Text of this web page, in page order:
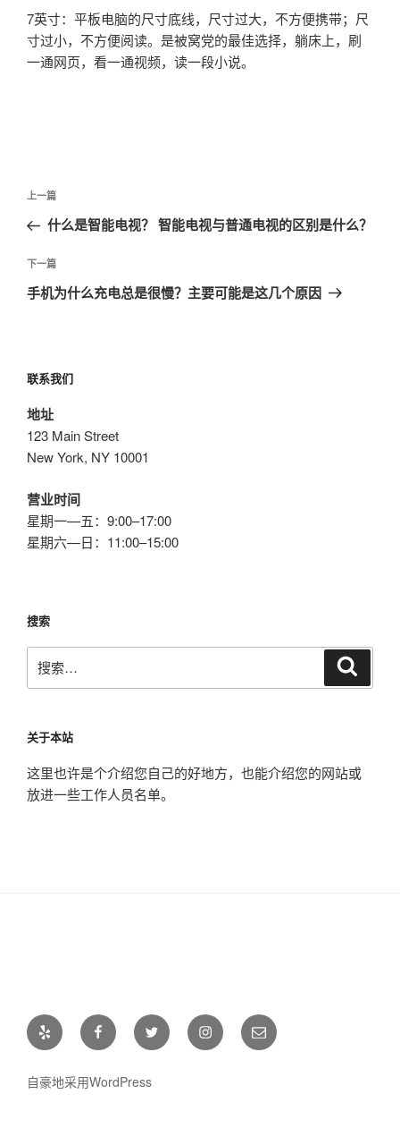
7英寸：平板电脑的尺寸底线，尺寸过大，不方便携带；尺
寸过小，不方便阅读。是被窝党的最佳选择，躺床上，刷
一通网页，看一通视频，读一段小说。
文
导
航
上
一
文
章
上一篇
什么是智能电视？ 智能电视与普通电视的区别是什么？
下
一
下一篇
手机为什么充电总是很慢？主要可能是这几个原因
联系我们
地址
123 Main Street
New York, NY 10001
营业时间
星期一—五：9:00–17:00
星期六—日：11:00–15:00
搜索
索：
关于本站
这里也许是个介绍您自己的好地方，也能介绍您的网站或
放进一些工作人员名单。
Yelp FacebookTwitter Instagram电
邮
自豪地采用WordPress